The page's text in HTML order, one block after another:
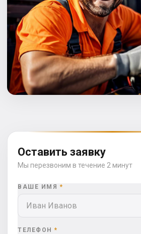
Оставить заявку
Мы перезвоним в течение 2 минут
ВАШЕ ИМЯ *
ТЕЛЕФОН *